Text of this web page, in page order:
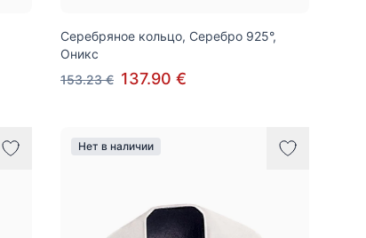
Серебряное кольцо, Серебро 925°,
Оникс
153.23 € 137.90 €
Нет в наличии